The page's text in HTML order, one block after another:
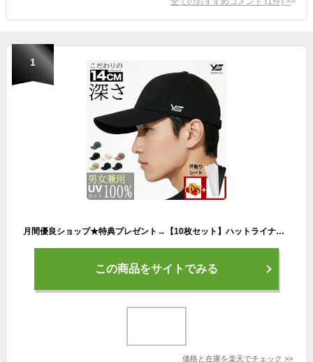
1
月間優良ショップ★特典プレゼント→【10枚セット】ハットライナー★送料無料 キャップ 帽子 完全遮光 帽子 メンズ レディース 春 夏 秋 冬 オールシーズン 黒 白 ベージュ 深め おしゃれ かっこいい 大きいサイズ つば広 UVカット 日よけ 遮光100％ 小顔効果 日焼け防止
この商品をサイトでみる
価格と在庫を楽天でチェック >>